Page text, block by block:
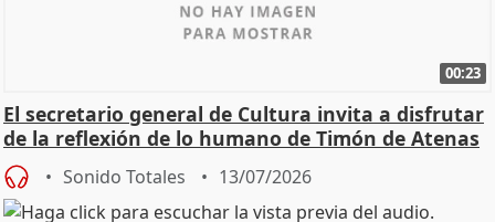
00:23
El secretario general de Cultura invita a disfrutar
de la reflexión de lo humano de Timón de Atenas
Sonido Totales 13/07/2026